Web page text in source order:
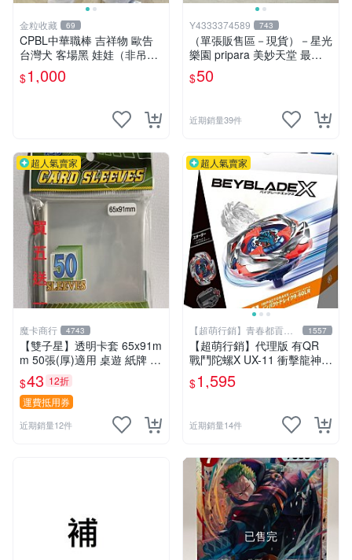
金粒收藏 69
CPBL中華職棒 吉祥物 歐告
台灣犬 客場黑 娃娃（非吊
飾）
$1,000
Y4333374589 743
（單張販售區－現貨）－星光
樂園 pripara 美妙天堂 最終
章 （22章. 23章）Pr&Cr角色
卡☆☆單筆訂單需滿200不含
$50
近期銷量39件
超人氣賣家
魔卡商行 4743
【雙子星】透明卡套 65x91m
m 50張(厚)適用 桌遊 紙牌 vir
gin queen 處女皇后 Boardga
me
$43 12折
運費抵用券
近期銷量12件
超人氣賣家
【超萌行銷】青春都貢獻
給玩具了
1557
【超萌行銷】代理版 有QR
戰鬥陀螺X UX-11 衝擊龍神 9
-60LR 豪華組 附發射器
$1,595
近期銷量14件
已售完